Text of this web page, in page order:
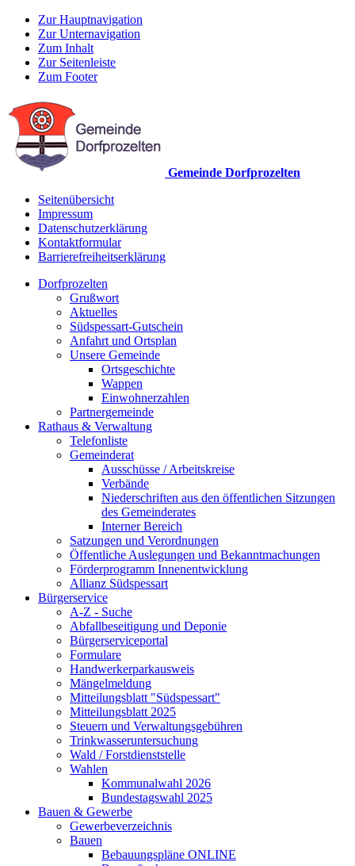
Zur Hauptnavigation
Zur Unternavigation
Zum Inhalt
Zur Seitenleiste
Zum Footer
Gemeinde Dorfprozelten
Seitenübersicht
Impressum
Datenschutzerklärung
Kontaktformular
Barrierefreiheitserklärung
Dorfprozelten
Grußwort
Aktuelles
Südspessart-Gutschein
Anfahrt und Ortsplan
Unsere Gemeinde
Ortsgeschichte
Wappen
Einwohnerzahlen
Partnergemeinde
Rathaus & Verwaltung
Telefonliste
Gemeinderat
Ausschüsse / Arbeitskreise
Verbände
Niederschriften aus den öffentlichen Sitzungen
des Gemeinderates
Interner Bereich
Satzungen und Verordnungen
Öffentliche Auslegungen und Bekanntmachungen
Förderprogramm Innenentwicklung
Allianz Südspessart
Bürgerservice
A-Z - Suche
Abfallbeseitigung und Deponie
Bürgerserviceportal
Formulare
Handwerkerparkausweis
Mängelmeldung
Mitteilungsblatt "Südspessart"
Mitteilungsblatt 2025
Steuern und Verwaltungsgebühren
Trinkwasseruntersuchung
Wald / Forstdienststelle
Wahlen
Kommunalwahl 2026
Bundestagswahl 2025
Bauen & Gewerbe
Gewerbeverzeichnis
Bauen
Bebauungspläne ONLINE